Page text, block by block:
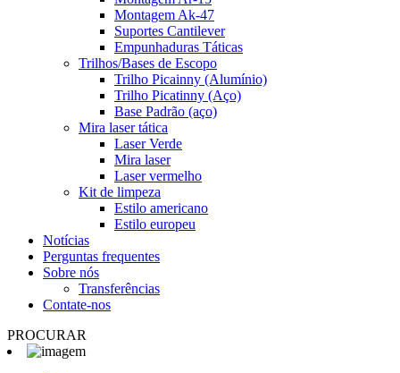
Montagem Ak-47
Suportes Cantilever
Empunhaduras Táticas
Trilhos/Bases de Escopo
Trilho Picainny (Alumínio)
Trilho Picatinny (Aço)
Base Padrão (aço)
Mira laser tática
Laser Verde
Mira laser
Laser vermelho
Kit de limpeza
Estilo americano
Estilo europeu
Notícias
Perguntas frequentes
Sobre nós
Transferências
Contate-nos
PROCURAR